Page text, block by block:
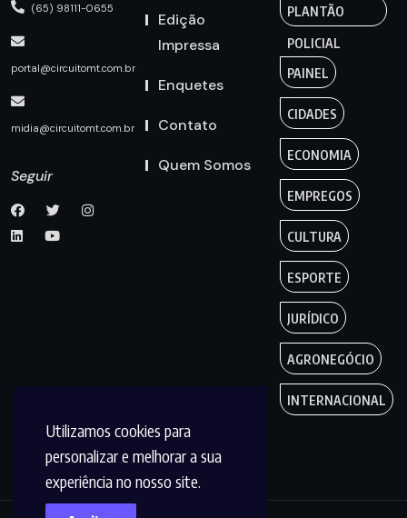
Utilizamos cookies para
personalizar e melhorar a sua
experiência no nosso site.
(65) 98111-0655
portal@circuitomt.com.br
midia@circuitomt.com.br
Seguir
Edição
Impressa
Enquetes
Contato
Quem Somos
PLANTÃO
POLICIAL
PAINEL
CIDADES
ECONOMIA
EMPREGOS
CULTURA
ESPORTE
JURÍDICO
AGRONEGÓCIO
INTERNACIONAL